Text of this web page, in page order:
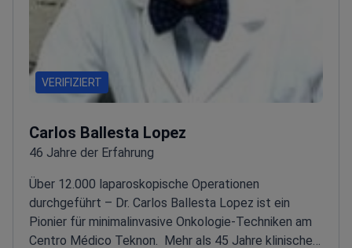
VERIFIZIERT
Carlos Ballesta Lopez
46 Jahre der Erfahrung
Über 12.000 laparoskopische Operationen
durchgeführt – Dr. Carlos Ballesta Lopez ist ein
Pionier für minimalinvasive Onkologie-Techniken am
Centro Médico Teknon.
Mehr als 45 Jahre klinische